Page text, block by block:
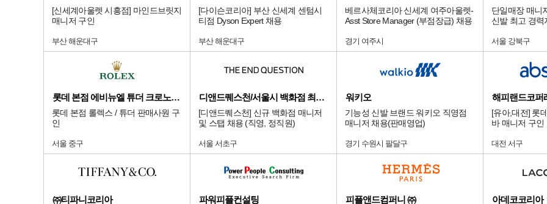
[신세계아울렛 시흥점] 마인드브릿지
매니저 구인
부산 해운대구
[다이슨코리아] 부산 신세계 센텀시
티점 Dyson Expert 채용
부산 해운대구
베르사체코리아 신세계 여주아울렛-
Asst Store Manager (부점장급) 채용
경기 여주시
단일매장 매니
신발 최고 경
서울 강북구
롯데 본점 에비뉴엘 튜더 크로노다임
롯데 본점 롤렉스 / 튜더 판매사원 구
인
서울 중구
디앤드퀘스천/서울시 백화점 최상급 점
[디앤드퀘스천] 신규 백화점 매니저
및 스탭 채용 (직영, 정직원)
서울 서초구
워키오
기능성 신발 브랜드 워키오 직영점
매니저 채용(판매영업)
경기 수원시 팔달구
해피랜드코퍼
[유아,대전] 롯
바 매니저 구인
대전 서구
㈜티파니코리아 파워피플컨설팅 피플앤드컴퍼니 ㈜ 아데코코리아